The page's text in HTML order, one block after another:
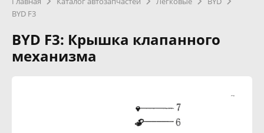
BYD F3
BYD F3: Крышка клапанного
механизма